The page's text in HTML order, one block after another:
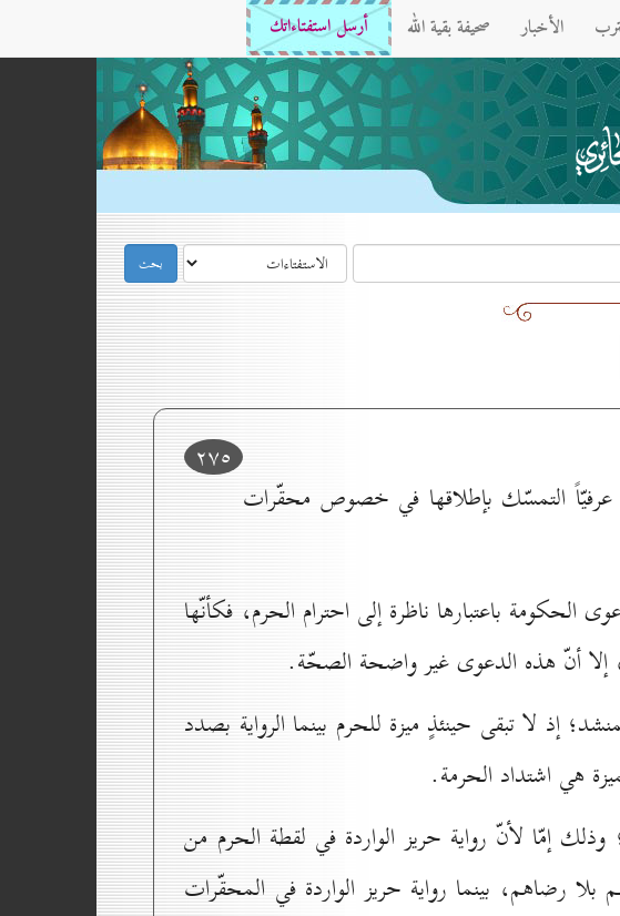
الأخبار صحيفة بقية الله أرسل استفتاءاتك
۲۷٥
التمسّك بإطلاقها في خصوص محقّرات
الحكومة باعتبارها ناظرة إلى احترام الحرم، فكأنّها
إلا أنّ هذه الدعوى غير واضحة الصحّة.
إذ لا تبقى حينئذٍ ميزة للحرم بينما الرواية بصدد
هي اشتداد الحرمة.
إمّا لأنّ رواية حريز الواردة في لقطة الحرم من
رضاهم، بينما رواية حريز الواردة في المحقّرات